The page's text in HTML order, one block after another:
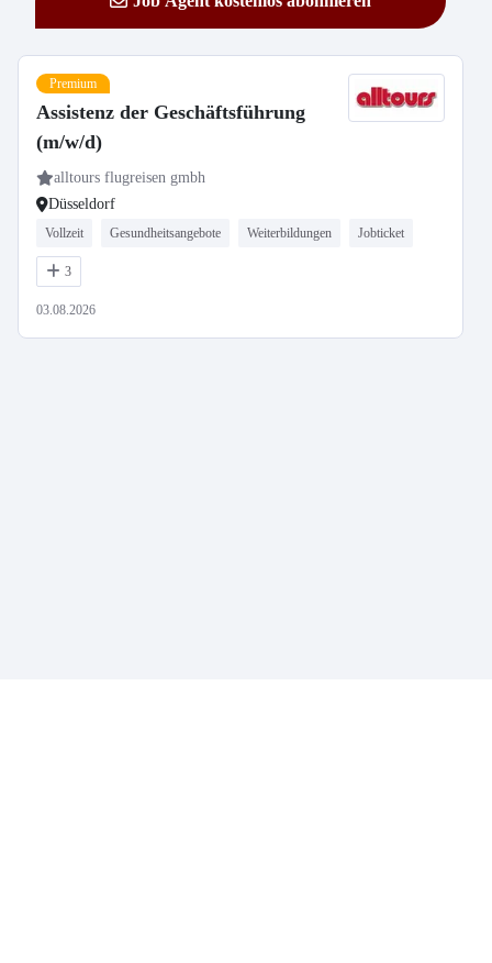
Premium
Assistenz der Geschäftsführung
(m/w/d)
alltours flugreisen gmbh
Düsseldorf
Vollzeit Gesundheitsangebote Weiterbildungen Jobticket
3
03.08.2026